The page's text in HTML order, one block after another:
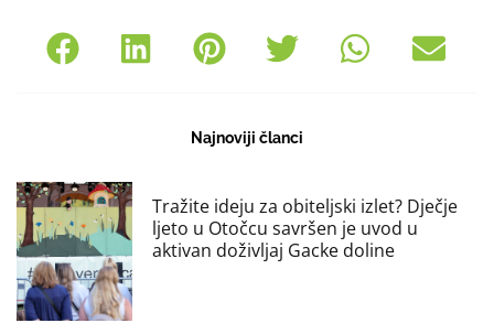
Najnoviji članci
Tražite ideju za obiteljski izlet? Dječje
ljeto u Otočcu savršen je uvod u
aktivan doživljaj Gacke doline